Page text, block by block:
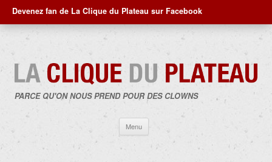
Devenez fan de La Clique du Plateau sur Facebook
PARCE QU'ON NOUS PREND POUR DES CLOWNS
Menu
contenu